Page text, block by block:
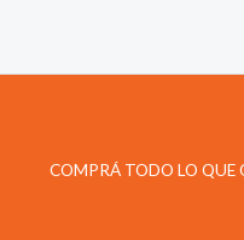
COMPRÁ TODO LO QUE